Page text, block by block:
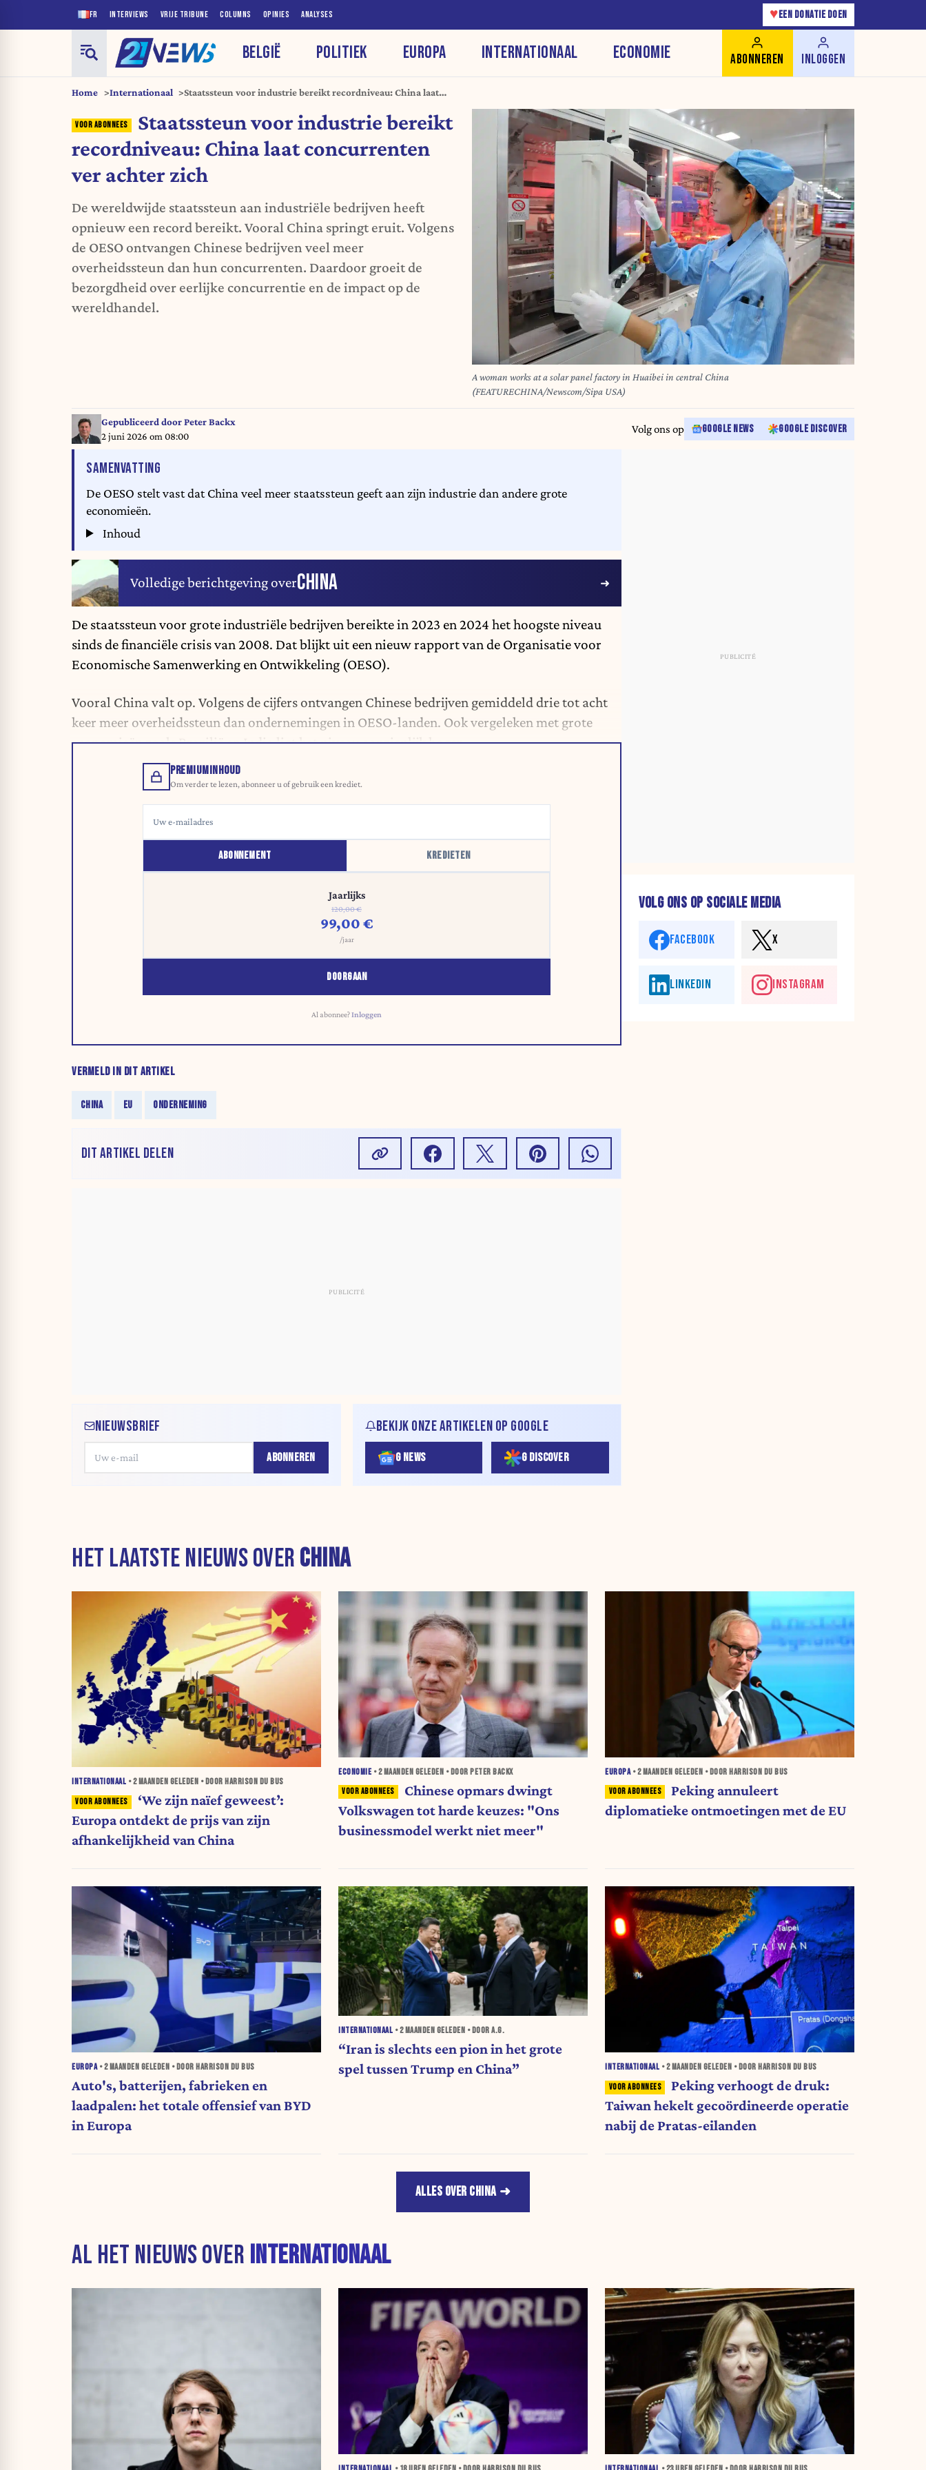
FR INTERVIEWS VRIJE TRIBUNE COLUMNS OPINIES ANALYSES ♥ EEN DONATIE DOEN
BELGIË POLITIEK EUROPA INTERNATIONAAL ECONOMIE ABONNEREN INLOGGEN
Home Internationaal
Staatssteun voor industrie bereikt recordniveau: China laat
Staatssteun voor industrie bereikt
recordniveau: China laat concurrenten
ver achter zich
De wereldwijde staatssteun aan industriële bedrijven heeft
opnieuw een record bereikt. Vooral China springt eruit. Volgens
de OESO ontvangen Chinese bedrijven veel meer
overheidssteun dan hun concurrenten. Daardoor groeit de
bezorgdheid over eerlijke concurrentie en de impact op de
wereldhandel.
A woman works at a solar panel factory in Huaibei in central China
(FEATURECHINA/Newscom/Sipa USA)
Gepubliceerd doorPeter Backx
2 juni 2026 om 08:00
Volg ons op GOOGLE NEWS GOOGLE DISCOVER
SAMENVATTING
De OESO stelt vast dat China veel meer staatssteun geeft aan zijn industrie dan andere grote
economieën.
Inhoud
Volledige berichtgeving overCHINA
De staatssteun voor grote industriële bedrijven bereikte in 2023 en 2024 het hoogste niveau
sinds de financiële crisis van 2008. Dat blijkt uit een nieuw rapport van de Organisatie voor
Economische Samenwerking en Ontwikkeling (OESO).
Vooral China valt op. Volgens de cijfers ontvangen Chinese bedrijven gemiddeld drie tot acht
keer meer overheidssteun dan ondernemingen in OESO-landen. Ook vergeleken met grote
economieën zoals Brazilië en India ligt het niveau aanzienlijk hoger.
PREMIUMINHOUD
Om verder te lezen, abonneer u of gebruik een krediet.
ABONNEMENT KREDIETEN
Jaarlijks
120,00 €
99,00 €
/jaar
DOORGAAN
Al abonnee?Inloggen
VERMELD IN DIT ARTIKEL
CHINA EU ONDERNEMING
DIT ARTIKEL DELEN
NIEUWSBRIEF
ABONNEREN
BEKIJK ONZE ARTIKELEN OP GOOGLE
G NEWS G DISCOVER
VOLG ONS OP SOCIALE MEDIA
FACEBOOK X
LINKEDIN INSTAGRAM
HET LAATSTE NIEUWS OVER CHINA
INTERNATIONAAL •2 MAANDEN GELEDEN • DOOR HARRISON DU BUS
‘We zijn naïef geweest’:
Europa ontdekt de prijs van zijn
afhankelijkheid van China
ECONOMIE •2 MAANDEN GELEDEN • DOOR PETER BACKX
Chinese opmars dwingt
Volkswagen tot harde keuzes: "Ons
businessmodel werkt niet meer"
EUROPA•2 MAANDEN GELEDEN • DOOR HARRISON DU BUS
Peking annuleert
diplomatieke ontmoetingen met de EU
EUROPA•2 MAANDEN GELEDEN • DOOR HARRISON DU BUS
Auto's, batterijen, fabrieken en
laadpalen: het totale offensief van BYD
in Europa
INTERNATIONAAL •2 MAANDEN GELEDEN • DOOR A.G.
“Iran is slechts een pion in het grote
spel tussen Trump en China”
INTERNATIONAAL •2 MAANDEN GELEDEN • DOOR HARRISON DU BUS
Peking verhoogt de druk:
Taiwan hekelt gecoördineerde operatie
nabij de Pratas-eilanden
ALLES OVER CHINA
AL HET NIEUWS OVER INTERNATIONAAL